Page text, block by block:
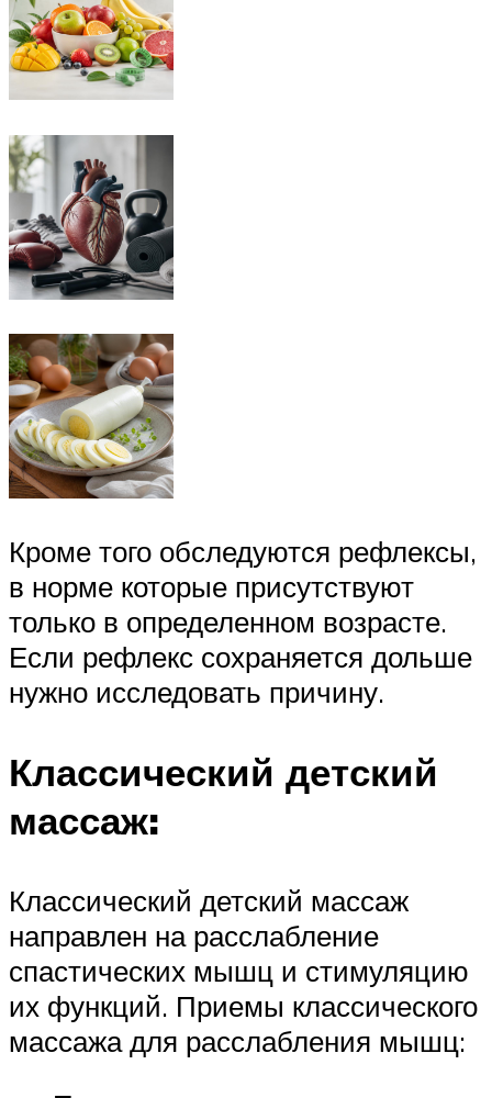
Кроме того обследуются рефлексы,
в норме которые присутствуют
только в определенном возрасте.
Если рефлекс сохраняется дольше
нужно исследовать причину.
Классический детский
массаж:
Классический детский массаж
направлен на расслабление
спастических мышц и стимуляцию
их функций. Приемы классического
массажа для расслабления мышц: